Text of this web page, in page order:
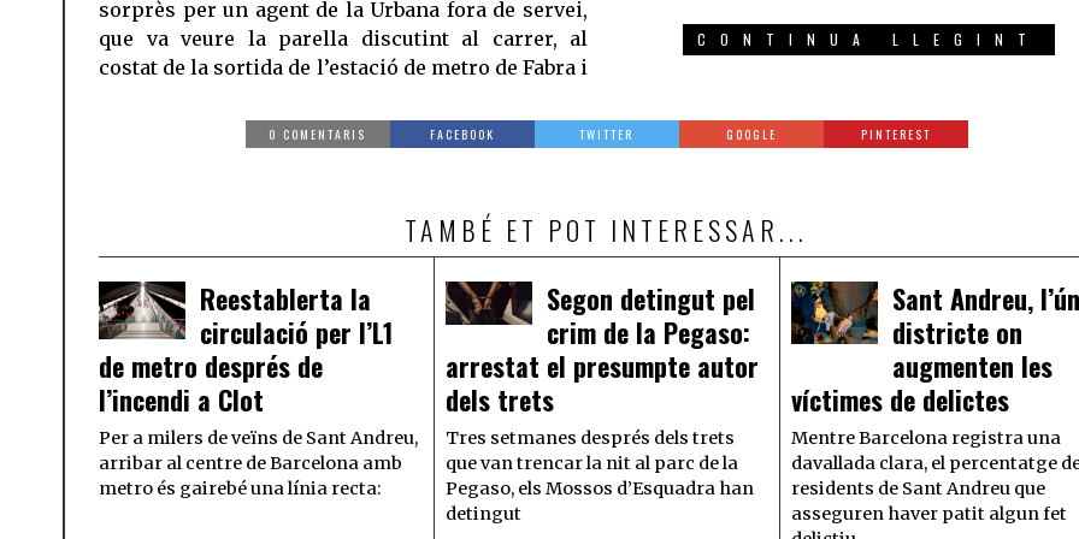
sorprès per un agent de la Urbana fora de servei,
que va veure la parella discutint al carrer, al
costat de la sortida de l’estació de metro de Fabra i
CONTINUA LLEGINT
0 COMENTARIS FACEBOOK TWITTER GOOGLE PINTEREST
TAMBÉ ET POT INTERESSAR...
Reestablerta la
circulació per l’L1
de metro després de
l’incendi a Clot
Per a milers de veïns de Sant Andreu,
arribar al centre de Barcelona amb
metro és gairebé una línia recta:
Segon detingut pel
crim de la Pegaso:
arrestat el presumpte autor
dels trets
Tres setmanes després dels trets
que van trencar la nit al parc de la
Pegaso, els Mossos d’Esquadra han
detingut
Sant Andreu,
districte on
augmenten les
víctimes de delictes
Mentre Barcelona registra una
davallada clara, el percentatge
residents de Sant Andreu que
asseguren haver patit algun fet